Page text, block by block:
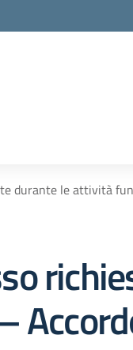
durante le attività